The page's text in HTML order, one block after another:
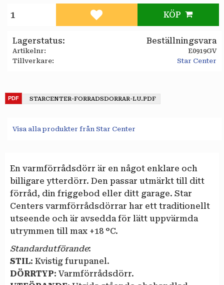
KÖP
Lägg till i favoriter
Lagerstatus Beställningsvara
Artikelnr
E0919GV
Tillverkare
Star Center
STARCENTER-FORRADSDORRAR-LU.PDF
Visa alla produkter från Star Center
En varmförrådsdörr är en något enklare och
billigare ytterdörr. Den passar utmärkt till ditt
förråd, din friggebod eller ditt garage. Star
Centers varmförrådsdörrar har ett traditionellt
utseende och är avsedda för lätt uppvärmda
utrymmen till max +18 °C.
Standardutförande:
STIL: Kvistig furupanel.
DÖRRTYP: Varmförrådsdörr.